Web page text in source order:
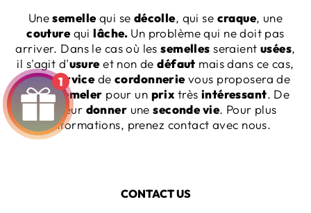
Unesemellequi se décolle, qui se craque, une
couturequilâche. Un problème qui ne doit pas
arriver. Dans le cas où lessemelles seraient usées,
il s'agit d'usureet non dedéfaut mais dans ce cas,
notreservicede cordonnerievous proposera de
lesressemeler pour un prix très intéressant. De
quoi leur donner uneseconde vie. Pour plus
d'informations, prenez contact avec nous.
CONTACT US
1